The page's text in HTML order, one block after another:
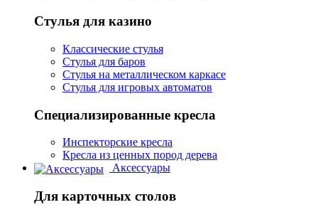
Стулья для казино
Классические стулья
Стулья для баров
Стулья на металлическом каркасе
Стулья для игровых автоматов
Специализированные кресла
Инспекторские кресла
Кресла из ценных пород дерева
Аксессуары
Для карточных столов